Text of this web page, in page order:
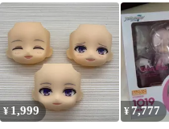
ブン
¥ 1,999 ¥7,777